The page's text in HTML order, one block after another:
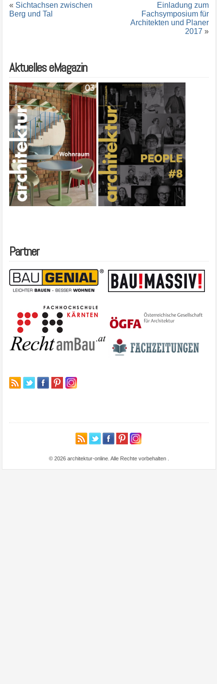
« Sichtachsen zwischen
Berg und Tal
Einladung zum
Fachsymposium für
Architekten und Planer
2017 »
Aktuelles eMagazin
Partner
© 2026 architektur-online. Alle Rechte vorbehalten